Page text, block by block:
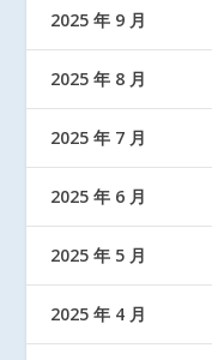
2025 年 9 月
2025 年 8 月
2025 年 7 月
2025 年 6 月
2025 年 5 月
2025 年 4 月